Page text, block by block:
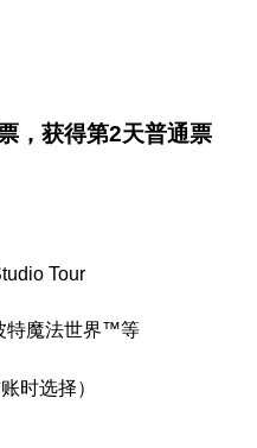
，获得第2天普通票
Tour
特魔法世界™等
时选择）